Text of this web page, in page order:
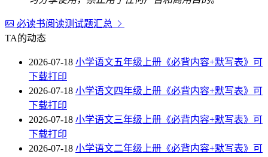
必读书阅读测试题汇总
TA的动态
2026-07-18 小学语文五年级上册《必背内容+默写表》可
下载打印
2026-07-18 小学语文四年级上册《必背内容+默写表》可
下载打印
2026-07-18 小学语文三年级上册《必背内容+默写表》可
下载打印
2026-07-18 小学语文二年级上册《必背内容+默写表》可